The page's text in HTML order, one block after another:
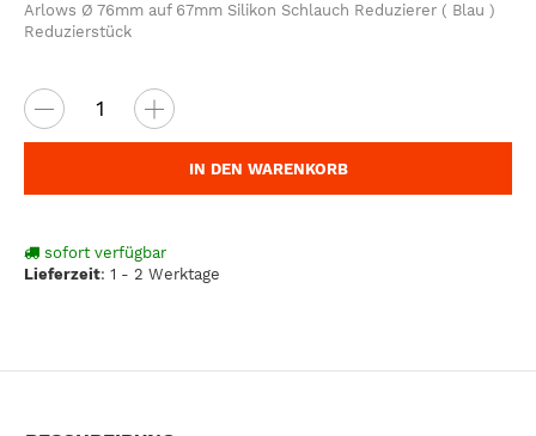
Arlows Ø 76mm auf 67mm Silikon Schlauch Reduzierer ( Blau )
Reduzierstück
IN DEN WARENKORB
sofort verfügbar
Lieferzeit: 1 - 2 Werktage